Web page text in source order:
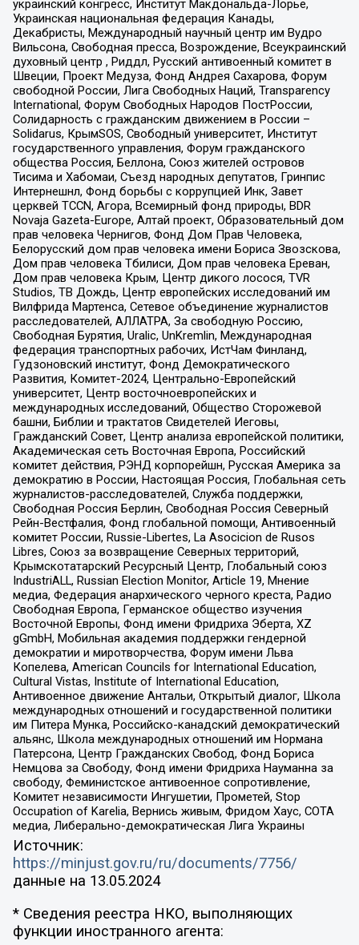
украинский конгресс, Институт Макдональда-Лорье,
Украинская национальная федерация Канады,
Декабристы, Международный научный центр им Вудро
Вильсона, Свободная пресса, Возрождение, Всеукраинский
духовный центр , Риддл, Русский антивоенный комитет в
Швеции, Проект Медуза, Фонд Андрея Сахарова, Форум
свободной России, Лига Свободных Наций, Transparеncy
International, Форум Свободных Народов ПостРоссии,
Солидарность с гражданским движением в России –
Solidarus, КрымSOS, Свободный университет, Институт
государственного управления, Форум гражданского
общества Россия, Беллона, Союз жителей островов
Тисима и Хабомаи, Съезд народных депутатов, Гринпис
Интернешнл, Фонд борьбы с коррупцией Инк, Завет
церквей TCCN, Агора, Всемирный фонд природы, BDR
Novaja Gazeta-Europe, Алтай проект, Образовательный дом
прав человека Чернигов, Фонд Дом Прав Человека,
Белорусский дом прав человека имени Бориса Звозскова,
Дом прав человека Тбилиси, Дом прав человека Ереван,
Дом прав человека Крым, Центр дикого лосося, TVR
Studios, ТВ Дождь, Центр европейских исследований им
Вилфрида Мартенса, Сетевое объединение журналистов
расследователей, АЛЛАТРА, За свободную Россию,
Свободная Бурятия, Uralic, UnKremlin, Международная
федерация транспортных рабочих, ИстЧам Финланд,
Гудзоновский институт, Фонд Демократического
Развития, Комитет-2024, Центрально-Европейский
университет, Центр восточноевропейских и
международных исследований, Общество Сторожевой
башни, Библии и трактатов Свидетелей Иеговы,
Гражданский Совет, Центр анализа европейской политики,
Академическая сеть Восточная Европа, Российский
комитет действия, РЭНД корпорейшн, Русская Америка за
демократию в России, Настоящая Россия, Глобальная сеть
журналистов-расследователей, Служба поддержки,
Свободная Россия Берлин, Свободная Россия Северный
Рейн-Вестфалия, Фонд глобальной помощи, Антивоенный
комитет России, Russie-Libertes, La Asocicion de Rusos
Libres, Союз за возвращение Северных территорий,
Крымскотатарский Ресурсный Центр, Глобальный союз
IndustriALL, Russian Election Monitor, Article 19, Мнение
медиа, Федерация анархического черного креста, Радио
Свободная Европа, Германское общество изучения
Восточной Европы, Фонд имени Фридриха Эберта, XZ
gGmbH, Мобильная академия поддержки гендерной
демократии и миротворчества, Форум имени Льва
Копелева, American Councils for International Education,
Cultural Vistas, Institute of International Education,
Антивоенное движение Антальи, Открытый диалог, Школа
международных отношений и государственной политики
им Питера Мунка, Российско-канадский демократический
альянс, Школа международных отношений им Нормана
Патерсона, Центр Гражданских Свобод, Фонд Бориса
Немцова за Свободу, Фонд имени Фридриха Науманна за
свободу, Феминистское антивоенное сопротивление,
Комитет независимости Ингушетии, Прометей, Stop
Occupation of Karelia, Вернись живым, Фридом Хаус, СОТА
медиа, Либерально-демократическая Лига Украины
Источник:
https://minjust.gov.ru/ru/documents/7756/
данные на 13.05.2024
* Сведения реестра НКО, выполняющих
функции иностранного агента: